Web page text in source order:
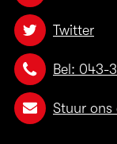
Twitter
Bel: 043-
Stuur ons